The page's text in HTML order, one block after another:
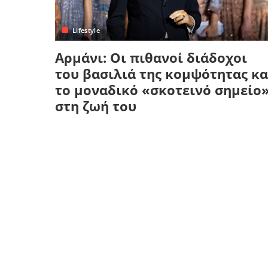
Κρήτη
Κυκλάδες
Πελοπόννησος
Lifestyle
Αρμάνι: Οι πιθανοί διάδοχοι
του βασιλιά της κομψότητας
το μοναδικό «σκοτεινό
στη ζωή του